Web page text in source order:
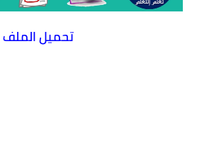
تحميل الملف